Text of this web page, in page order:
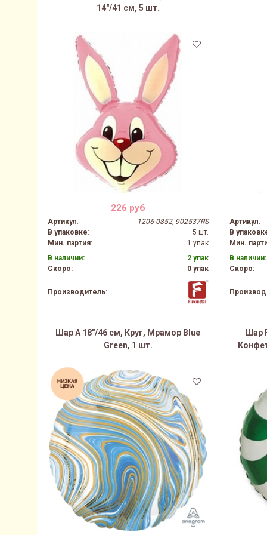
14"/41 см, 5 шт.
226 руб
Артикул:
1206-0852, 902537RS
В упаковке:
5 шт.
Мин. партия:
1 упак
В наличии:
2 упак
Скоро:
0 упак
Производитель:
Артикул:
В
Мин.
В наличии:
Скоро:
Шар А 18"/46 см, Круг, Мрамор Blue
Green, 1 шт.
Шар